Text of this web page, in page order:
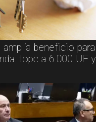
beneficio para
tope a 6.000 UF y